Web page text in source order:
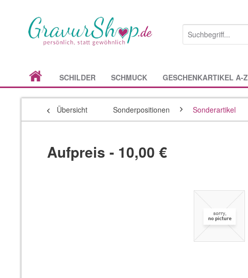
SCHILDER SCHMUCK GESCHENKARTIKEL A-Z
Übersicht Sonderpositionen Sonderartikel
Aufpreis - 10,00 €